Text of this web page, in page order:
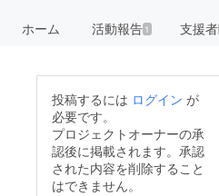
ホーム 活動報告1 支援者
投稿するには ログイン が
必要です。
プロジェクトオーナーの承
認後に掲載されます。承認
された内容を削除すること
はできません。